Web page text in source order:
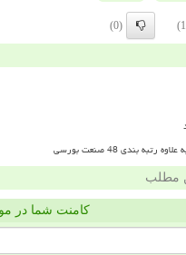
(0)
48 صنعت بورسی
مطلب
کامنت شما در